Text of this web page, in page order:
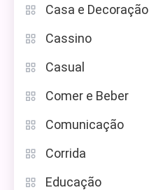
Casa e Decoração
Cassino
Casual
Comer e Beber
Comunicação
Corrida
Educação